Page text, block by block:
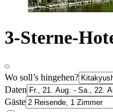
3-Sterne-
Wo soll’s hingehen?
Daten
Gäste